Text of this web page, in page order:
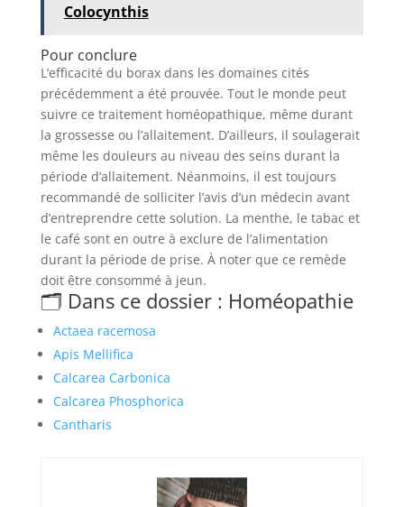
Colocynthis
Pour conclure
L’efficacité du borax dans les domaines cités
précédemment a été prouvée. Tout le monde peut
suivre ce traitement homéopathique, même durant
la grossesse ou l’allaitement. D’ailleurs, il soulagerait
même les douleurs au niveau des seins durant la
période d’allaitement. Néanmoins, il est toujours
recommandé de solliciter l’avis d’un médecin avant
d’entreprendre cette solution. La menthe, le tabac et
le café sont en outre à exclure de l’alimentation
durant la période de prise. À noter que ce remède
doit être consommé à jeun.
🗂️ Dans ce dossier : Homéopathie
Actaea racemosa
Apis Mellifica
Calcarea Carbonica
Calcarea Phosphorica
Cantharis